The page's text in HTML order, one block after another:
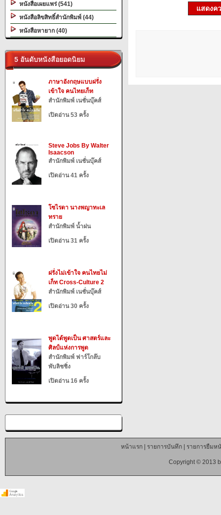
หนังสือเผยแพร่ (541)
หนังสือลิขสิทธิ์สำนักพิมพ์ (44)
หนังสือหายาก (40)
5 อันดับหนังสือยอดนิยม
ภาษาอังกฤษแบบฝรั่ง
เข้าใจ คนไทยเก็ท
สำนักพิมพ์ เนชั่นบุ๊คส์
เปิดอ่าน 53 ครั้ง
Steve Jobs By Walter
Isaacson
สำนักพิมพ์ เนชั่นบุ๊คส์
เปิดอ่าน 41 ครั้ง
โซไรดา นางพญาทะเล
ทราย
สำนักพิมพ์ น้ำฝน
เปิดอ่าน 31 ครั้ง
ฝรั่งไม่เข้าใจ คนไทยไม่
เก็ท Cross-Culture 2
สำนักพิมพ์ เนชั่นบุ๊คส์
เปิดอ่าน 30 ครั้ง
พูดได้พูดเป็น ศาสตร์และ
ศิลป์แห่งการพูด
สำนักพิมพ์ ฟาร์โกล๊บ
พับลิชชิ่ง
เปิดอ่าน 16 ครั้ง
แสดงค
หน้าแรก| รายการบันทึก| รายการยืมห
Copyright © 2013